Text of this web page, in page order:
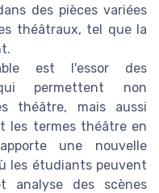
des pièces variées
théâtraux, tel que la
est l'essor des
permettent non
théâtre, mais aussi
les termes théâtre en
une nouvelle
les étudiants peuvent
analyse des scènes